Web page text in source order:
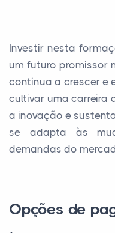
Investir nesta
um futuro promissor
continua a crescer e
cultivar uma carreira
a inovação e
se adapta às
demandas do
Opções de